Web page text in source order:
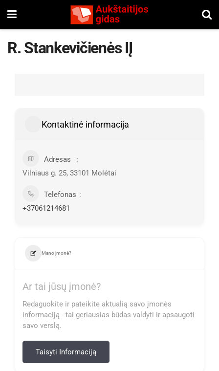
R. Stankevičienės IĮ
Kontaktinė informacija
Adresas
Vilniaus g. 25, 33101 Molėtai
Telefonas
+37061214681
Mano įmonė?
Ar tai jūsų įmonė?
Redaguokite ir pateikite aktualią savo įmonės
informaciją - tai geriausias būdas valdyti ir apsaugoti
savo verslą.
Taisyti Informaciją